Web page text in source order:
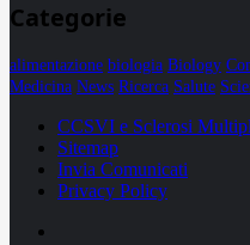
Categorie
alimentazione biologia Biology
Medicina News Ricerca Salute
CCSVI e Sclerosi
Sitemap
Invia Comunicati
Privacy Policy